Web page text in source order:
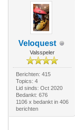
Veloquest
Valsspeler
Berichten: 415
Topics: 4
Lid sinds: Oct 2020
Bedankt: 676
1106 x bedankt in 406
berichten